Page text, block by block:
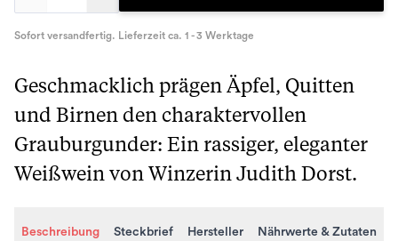
Sofort versandfertig. Lieferzeit ca. 1 - 3 Werktage
Geschmacklich prägen Äpfel, Quitten
und Birnen den charaktervollen
Grauburgunder: Ein rassiger, eleganter
Weißwein von Winzerin Judith Dorst.
Beschreibung Steckbrief Hersteller Nährwerte & Zutaten